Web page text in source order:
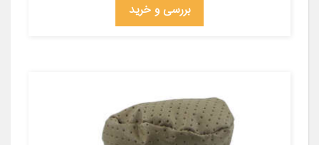
بررسی و خرید